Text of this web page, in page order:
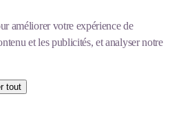
améliorer votre expérience de
et les publicités, et analyser notre
tout